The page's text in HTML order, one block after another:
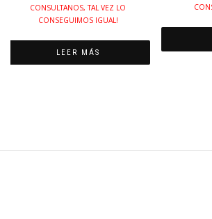
CONSULTANOS, TAL VEZ LO
CONSEGUIMOS IGUAL!
LEER MÁS